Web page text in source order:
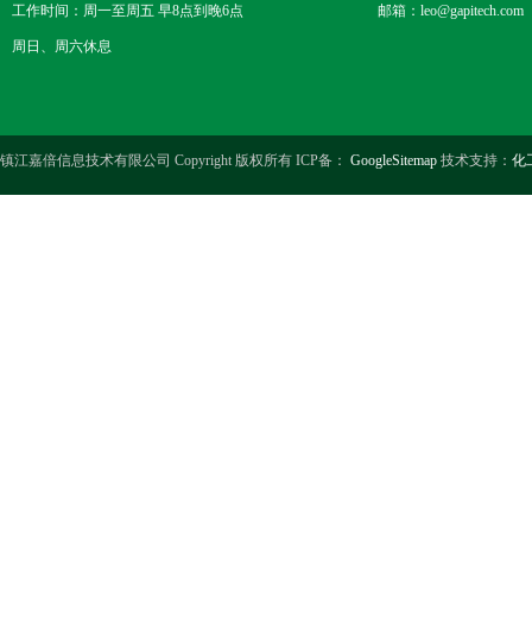
工作时间：周一至周五 早8点到晚6点
周日、周六休息
邮箱：leo@gapitech.com
镇江嘉倍信息技术有限公司 Copyright 版权所有 ICP备： GoogleSitemap 技术支持： 化